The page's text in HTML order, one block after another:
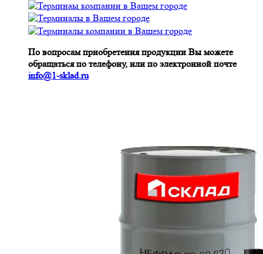
По вопросам приобретения продукции Вы можете
обращаться по телефону, или по электронной почте
info@1-sklad.ru